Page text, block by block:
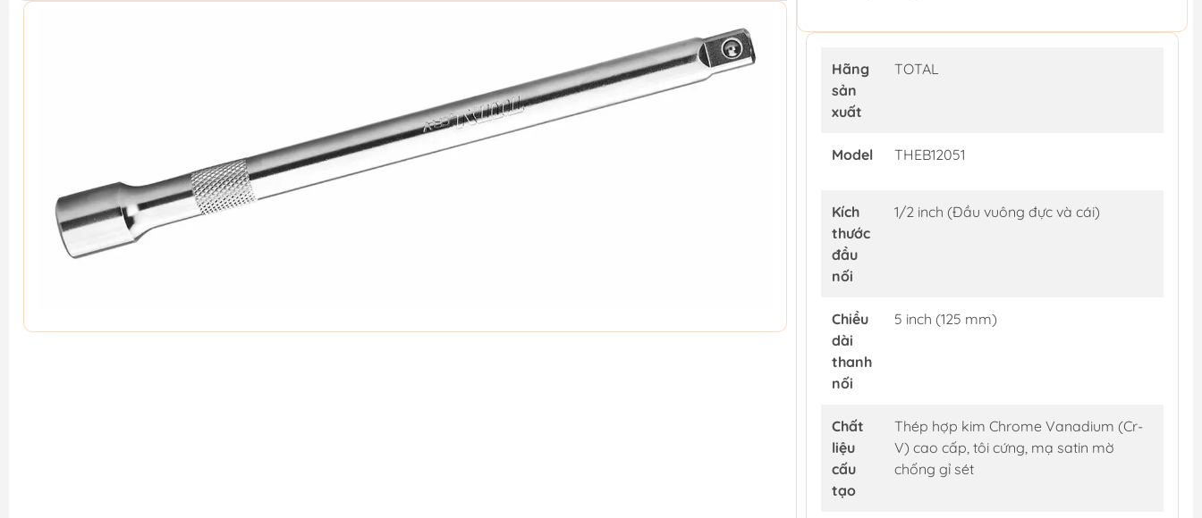
Hãng
sản
xuất
TOTAL
Model THEB12051
Kích
thước
đầu
nối
1/2 inch (Đầu vuông đực và cái)
Chiều
dài
thanh
nối
5 inch (125 mm)
Chất
liệu
cấu
tạo
Thép hợp kim Chrome Vanadium (Cr-
V) cao cấp, tôi cứng, mạ satin mờ
chống gỉ sét